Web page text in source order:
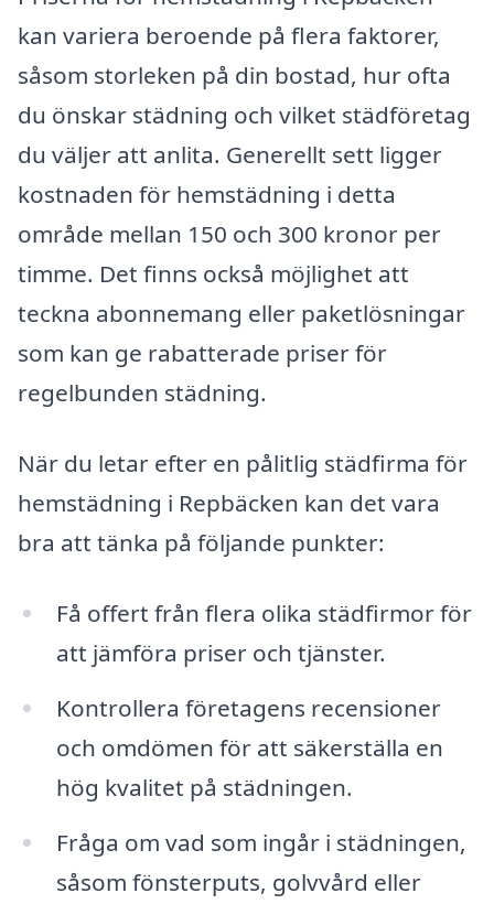
kan variera beroende på flera faktorer,
såsom storleken på din bostad, hur ofta
du önskar städning och vilket städföretag
du väljer att anlita. Generellt sett ligger
kostnaden för hemstädning i detta
område mellan 150 och 300 kronor per
timme. Det finns också möjlighet att
teckna abonnemang eller paketlösningar
som kan ge rabatterade priser för
regelbunden städning.
När du letar efter en pålitlig städfirma för
hemstädning i Repbäcken kan det vara
bra att tänka på följande punkter:
Få offert från flera olika städfirmor för
att jämföra priser och tjänster.
Kontrollera företagens recensioner
och omdömen för att säkerställa en
hög kvalitet på städningen.
Fråga om vad som ingår i städningen,
såsom fönsterputs, golvvård eller